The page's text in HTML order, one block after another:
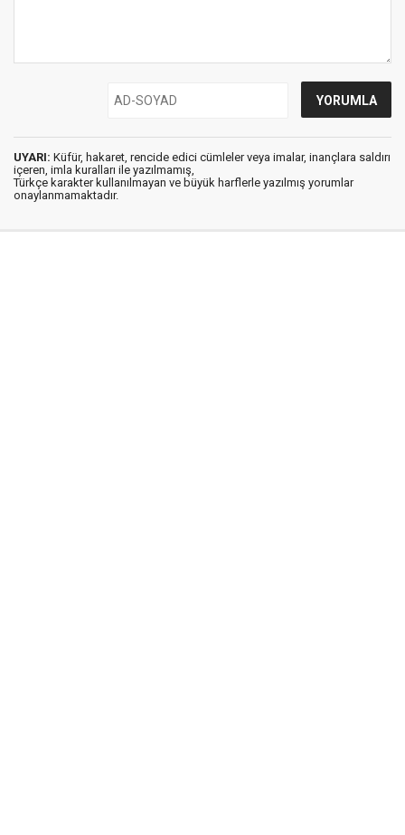
UYARI: Küfür, hakaret, rencide edici cümleler veya imalar, inançlara saldırı
içeren, imla kuralları ile yazılmamış,
Türkçe karakter kullanılmayan ve büyük harflerle yazılmış yorumlar
onaylanmamaktadır.